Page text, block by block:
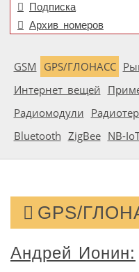
Подписка
Архив номеров
GSM GPS/ГЛОНАСС
Интернет вещей
Радиомодули
Bluetooth ZigBee NB-
GPS/
Андрей Ионин: